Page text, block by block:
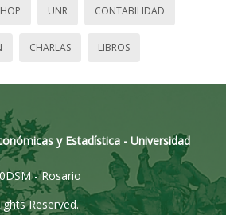
UNR CONTABILIDAD
CHARLAS LIBROS
y Estadística - Universidad
- Rosario
Reserved.